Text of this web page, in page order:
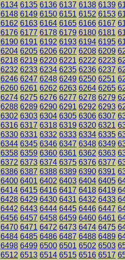
6134 6135 6136 6137 6138 6139
6148 6149 6150 6151 6152 6153
6162 6163 6164 6165 6166 6167
6176 6177 6178 6179 6180 6181
6190 6191 6192 6193 6194 6195
6204 6205 6206 6207 6208 6209
6218 6219 6220 6221 6222 6223
6232 6233 6234 6235 6236 6237
6246 6247 6248 6249 6250 6251
6260 6261 6262 6263 6264 6265
6274 6275 6276 6277 6278 6279
6288 6289 6290 6291 6292 6293
6302 6303 6304 6305 6306 6307
6316 6317 6318 6319 6320 6321
6330 6331 6332 6333 6334 6335
6344 6345 6346 6347 6348 6349
6358 6359 6360 6361 6362 6363
6372 6373 6374 6375 6376 6377
6386 6387 6388 6389 6390 6391
6400 6401 6402 6403 6404 6405
6414 6415 6416 6417 6418 6419
6428 6429 6430 6431 6432 6433
6442 6443 6444 6445 6446 6447
6456 6457 6458 6459 6460 6461
6470 6471 6472 6473 6474 6475
6484 6485 6486 6487 6488 6489
6498 6499 6500 6501 6502 6503
6512 6513 6514 6515 6516 6517